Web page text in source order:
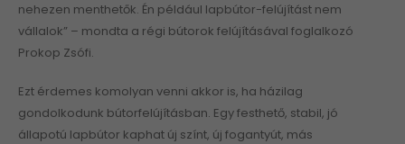
nehezen menthetők. Én például lapbútor-felújítást nem
vállalok” – mondta a régi bútorok felújításával foglalkozó
Prokop Zsófi.
Ezt érdemes komolyan venni akkor is, ha házilag
gondolkodunk bútorfelújításban. Egy festhető, stabil, jó
állapotú lapbútor kaphat új színt, új fogantyút, más